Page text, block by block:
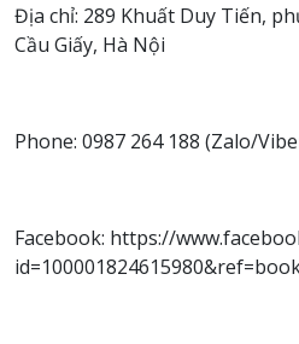
Địa chỉ: 289 Khuất Duy Tiến,
Cầu Giấy, Hà Nội
Phone: 0987 264 188 (Zalo/
Facebook: https://